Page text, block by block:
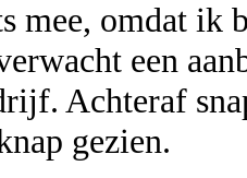
mee, omdat
een
Achteraf
gezien.